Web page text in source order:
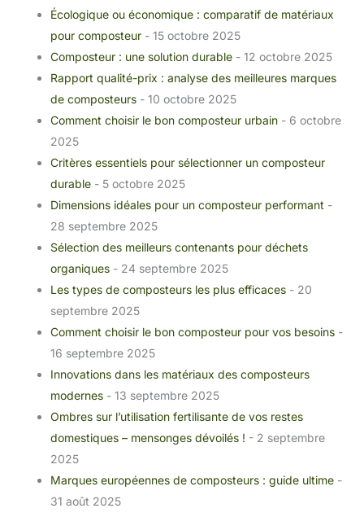
Écologique ou économique : comparatif de matériaux
pour composteur - 15 octobre 2025
Composteur : une solution durable - 12 octobre 2025
Rapport qualité-prix : analyse des meilleures marques
de composteurs - 10 octobre 2025
Comment choisir le bon composteur urbain - 6 octobre
2025
Critères essentiels pour sélectionner un composteur
durable - 5 octobre 2025
Dimensions idéales pour un composteur performant -
28 septembre 2025
Sélection des meilleurs contenants pour déchets
organiques - 24 septembre 2025
Les types de composteurs les plus efficaces - 20
septembre 2025
Comment choisir le bon composteur pour vos besoins -
16 septembre 2025
Innovations dans les matériaux des composteurs
modernes - 13 septembre 2025
Ombres sur l’utilisation fertilisante de vos restes
domestiques – mensonges dévoilés ! - 2 septembre
2025
Marques européennes de composteurs : guide ultime -
31 août 2025